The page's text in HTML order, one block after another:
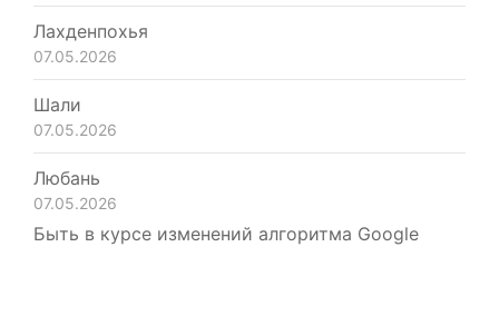
Лахденпохья
07.05.2026
Шали
07.05.2026
Любань
07.05.2026
Быть в курсе изменений алгоритма Google